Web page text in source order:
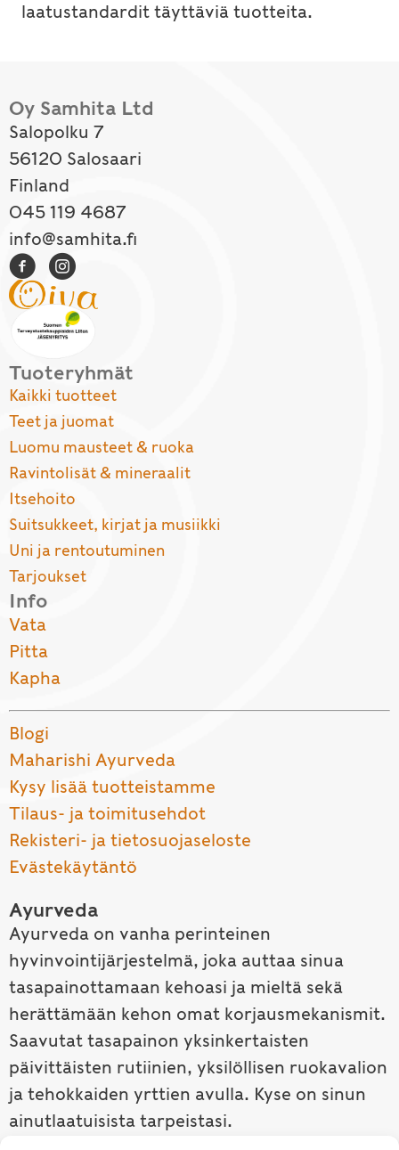
laatustandardit täyttäviä tuotteita.
Oy Samhita Ltd
Salopolku 7
56120 Salosaari
Finland
045 119 4687
info@samhita.fi
Tuoteryhmät
Kaikki tuotteet
Teet ja juomat
Luomu mausteet & ruoka
Ravintolisät & mineraalit
Itsehoito
Suitsukkeet, kirjat ja musiikki
Uni ja rentoutuminen
Tarjoukset
Info
Vata
Pitta
Kapha
Blogi
Maharishi Ayurveda
Kysy lisää tuotteistamme
Tilaus- ja toimitusehdot
Rekisteri- ja tietosuojaseloste
Evästekäytäntö
Ayurveda
Ayurveda on vanha perinteinen
hyvinvointijärjestelmä, joka auttaa sinua
tasapainottamaan kehoasi ja mieltä sekä
herättämään kehon omat korjausmekanismit.
Saavutat tasapainon yksinkertaisten
päivittäisten rutiinien, yksilöllisen ruokavalion
ja tehokkaiden yrttien avulla. Kyse on sinun
ainutlaatuisista tarpeistasi.